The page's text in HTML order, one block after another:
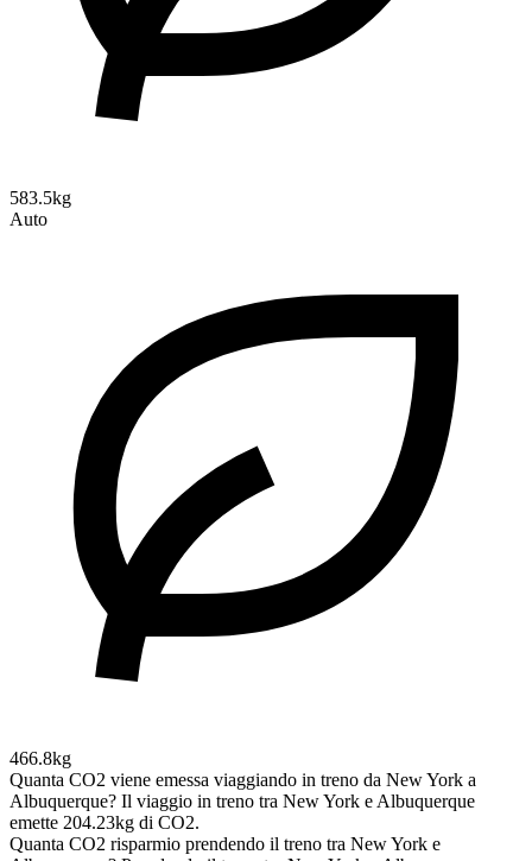
583.5kg
Auto
466.8kg
Quanta CO2 viene emessa viaggiando in treno da New York a
Albuquerque? Il viaggio in treno tra New York e Albuquerque
emette 204.23kg di CO2.
Quanta CO2 risparmio prendendo il treno tra New York e